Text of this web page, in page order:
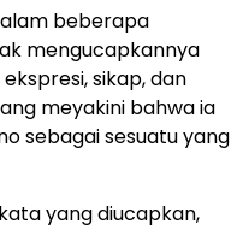
beberapa
mengucapkannya
sikap, dan
meyakini bahwa ia
sebagai sesuatu yang
yang diucapkan,